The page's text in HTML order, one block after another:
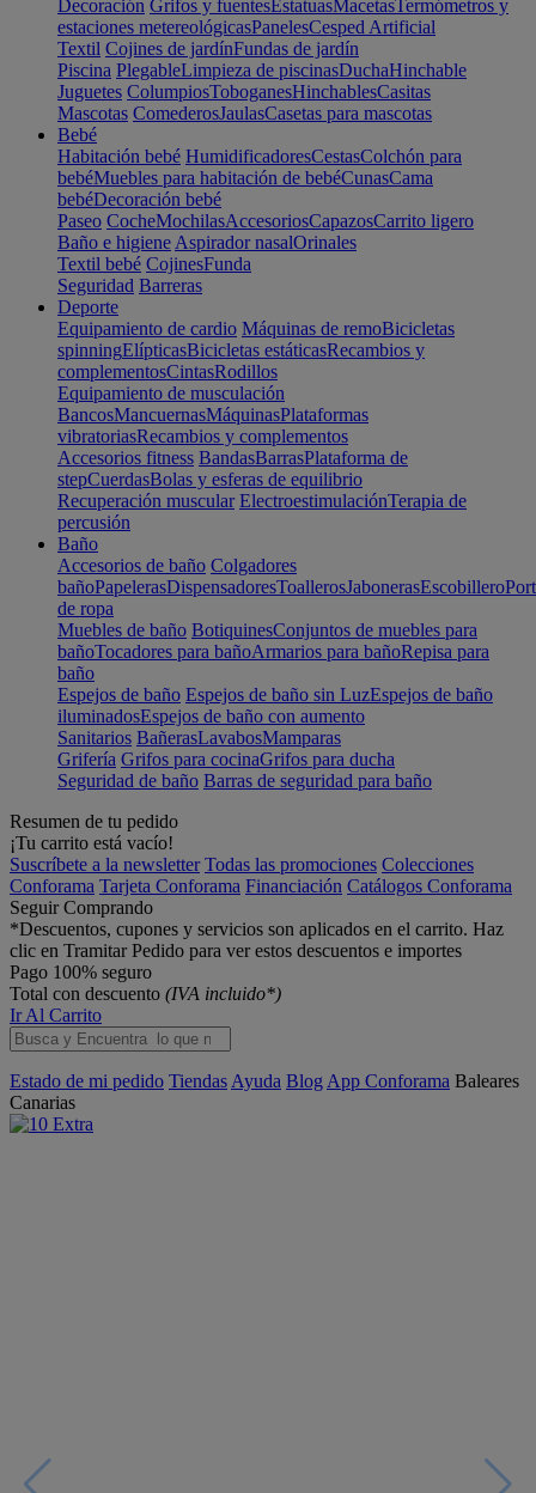
Decoración Grifos y fuentesEstatuasMacetasTermómetros y
estaciones metereológicasPanelesCesped Artificial
Textil Cojines de jardínFundas de jardín
Piscina PlegableLimpieza de piscinasDuchaHinchable
Juguetes ColumpiosToboganesHinchablesCasitas
Mascotas ComederosJaulasCasetas para mascotas
Bebé
Habitación bebé HumidificadoresCestasColchón para
bebéMuebles para habitación de bebéCunasCama
bebéDecoración bebé
Paseo CocheMochilasAccesoriosCapazosCarrito ligero
Baño e higiene Aspirador nasalOrinales
Textil bebé CojinesFunda
Seguridad Barreras
Deporte
Equipamiento de cardio Máquinas de remoBicicletas
spinningElípticasBicicletas estáticasRecambios y
complementosCintasRodillos
Equipamiento de musculación
BancosMancuernasMáquinasPlataformas
vibratoriasRecambios y complementos
Accesorios fitness BandasBarrasPlataforma de
stepCuerdasBolas y esferas de equilibrio
Recuperación muscular ElectroestimulaciónTerapia de
percusión
Baño
Accesorios de baño Colgadores
bañoPapelerasDispensadoresToallerosJabonerasEscobillero
de ropa
Muebles de baño BotiquinesConjuntos de muebles para
bañoTocadores para bañoArmarios para bañoRepisa para
baño
Espejos de baño Espejos de baño sin LuzEspejos de baño
iluminadosEspejos de baño con aumento
Sanitarios BañerasLavabosMamparas
Grifería Grifos para cocinaGrifos para ducha
Seguridad de baño Barras de seguridad para baño
Resumen de tu pedido
¡Tu carrito está vacío!
Suscríbete a la newsletter Todas las promociones Colecciones
Conforama Tarjeta Conforama Financiación Catálogos Conforama
Seguir Comprando
*Descuentos, cupones y servicios son aplicados en el carrito. Haz
clic en Tramitar Pedido para ver estos descuentos e importes
Pago 100% seguro
Total con descuento (IVA incluido*)
Ir Al Carrito
Estado de mi pedido Tiendas Ayuda Blog App Conforama Baleares
Canarias